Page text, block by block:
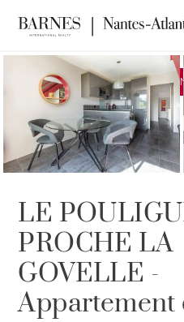
EXCLUSIVITÉ VENDU PAR
LE
PROCHE LA
GOVELLE -
Appartement